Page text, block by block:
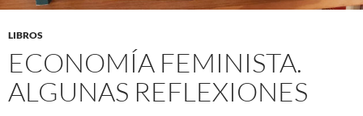
LIBROS
ECONOMÍA FEMINISTA.
ALGUNAS REFLEXIONES